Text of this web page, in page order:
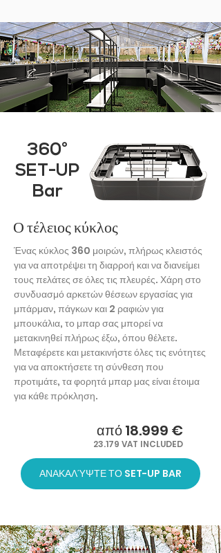
360°
SET-UP
Bar
Ο τέλειος κύκλος
Ένας κύκλος 360 μοιρών, πλήρως κλειστός
για να αποτρέψει τη διαρροή και να διανείμει
τους πελάτες σε όλες τις πλευρές. Χάρη στο
συνδυασμό αρκετών θέσεων εργασίας για
μπάρμαν, πάγκων και 2 ραφιών για
μπουκάλια, το μπαρ σας μπορεί να
μετακινηθεί πλήρως έξω, όπου θέλετε.
Μεταφέρετε και μετακινήστε όλες τις ενότητες
για να αποκτήσετε τη σύνθεση που
προτιμάτε, τα φορητά μπαρ μας είναι έτοιμα
για κάθε πρόκληση.
από 18.999 €
23.179 VAT INCLUDED
ΑΝΑΚΑΛΎΨΤΕ ΤΟ SET-UP BAR